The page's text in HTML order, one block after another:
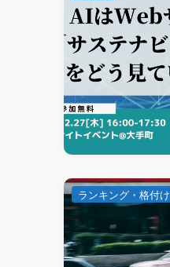
ランキング・格付け